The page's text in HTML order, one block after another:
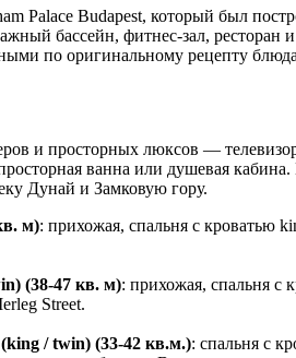
Palace Budapest, который был
бассейн, фитнес-зал,
по оригинальному рецепту
и просторных люксов —
ванна или душевая
Дунай и Замковую гору.
м): прихожая, спальня с кроватью
(38-47 кв. м): прихожая, спальня с
Street.
/ twin) (33-42 кв.м.): спальня с